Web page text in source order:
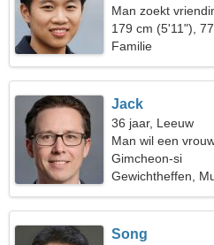
Man zoekt
179 cm (5'11"),
Familie
Jack
36 jaar, Leeuw
Man wil een
Gimcheon-si
Gewichtheffen,
Song